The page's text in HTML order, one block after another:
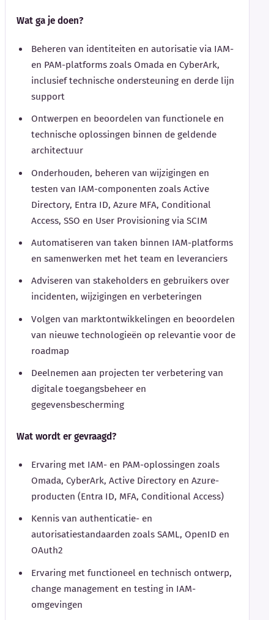
Wat ga je doen?
Beheren van identiteiten en autorisatie via IAM-
en PAM-platforms zoals Omada en CyberArk,
inclusief technische ondersteuning en derde lijn
support
Ontwerpen en beoordelen van functionele en
technische oplossingen binnen de geldende
architectuur
Onderhouden, beheren van wijzigingen en
testen van IAM-componenten zoals Active
Directory, Entra ID, Azure MFA, Conditional
Access, SSO en User Provisioning via SCIM
Automatiseren van taken binnen IAM-platforms
en samenwerken met het team en leveranciers
Adviseren van stakeholders en gebruikers over
incidenten, wijzigingen en verbeteringen
Volgen van marktontwikkelingen en beoordelen
van nieuwe technologieën op relevantie voor de
roadmap
Deelnemen aan projecten ter verbetering van
digitale toegangsbeheer en
gegevensbescherming
Wat wordt er gevraagd?
Ervaring met IAM- en PAM-oplossingen zoals
Omada, CyberArk, Active Directory en Azure-
producten (Entra ID, MFA, Conditional Access)
Kennis van authenticatie- en
autorisatiestandaarden zoals SAML, OpenID en
OAuth2
Ervaring met functioneel en technisch ontwerp,
change management en testing in IAM-
omgevingen